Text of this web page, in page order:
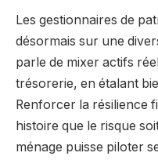
Les gestionnaires de
désormais sur une
parle de mixer actifs
trésorerie, en étalant
Renforcer la résilience
histoire que le risque
ménage puisse piloter